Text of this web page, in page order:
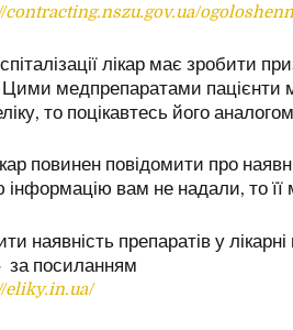
contracting.nszu.gov.ua/
лікар має зробити
Цими медпрепаратами пацієнти
то поцікавтесь його
повинен повідомити про
вам не надали, то її
наявність препаратів у
за посиланням
eliky.in.ua/